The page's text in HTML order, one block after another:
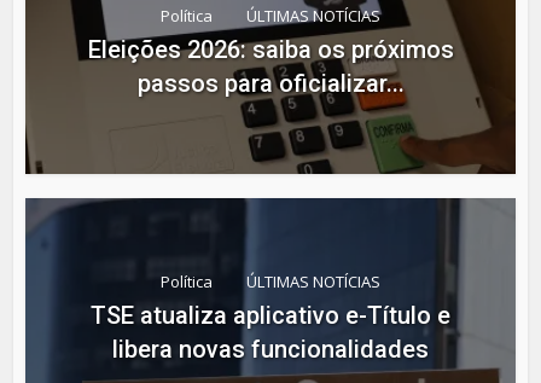
Política ÚLTIMAS NOTÍCIAS
Eleições 2026: saiba os próximos
passos para oficializar...
Política ÚLTIMAS NOTÍCIAS
TSE atualiza aplicativo e-Título e
libera novas funcionalidades